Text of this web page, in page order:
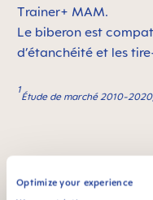
Optimize your experience
Trainer+ MAM.
Le biberon est
d’étanchéité et les
1
Étude de marché 2010-